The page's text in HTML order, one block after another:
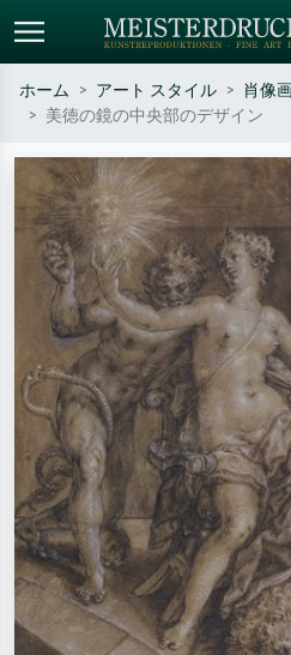
作家名・作品名・スタイルで検索
– 例：モネ、星月夜、印象派、北
斎の波、ヌード。
ホーム アート スタイル 肖像
美徳の鏡の中央部のデザイン